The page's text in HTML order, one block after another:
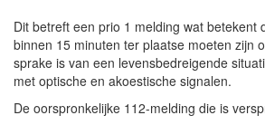
Dit betreft een prio 1 melding wat betekent
binnen 15 minuten ter plaatse moeten zijn
sprake is van een levensbedreigende
met optische en akoestische signalen.
De oorspronkelijke 112-melding die is